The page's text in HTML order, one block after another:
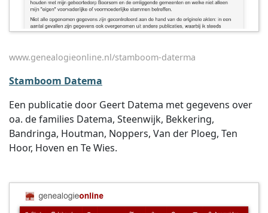
www.genealogieonline.nl/stamboom-daterma
Stamboom Datema
Een publicatie door Geert Datema met gegevens over
oa. de families Datema, Steenwijk, Bekkering,
Bandringa, Houtman, Noppers, Van der Ploeg, Ten
Hoor, Hoven en Te Wies.